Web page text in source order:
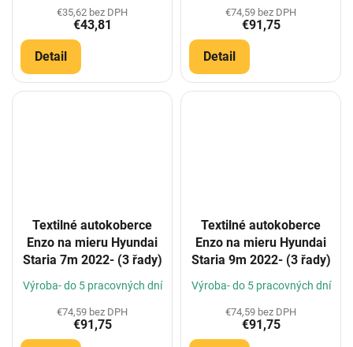
€35,62 bez DPH
€43,81
Detail
€74,59 bez DPH
€91,75
Detail
Textilné autokoberce
Enzo na mieru Hyundai
Staria 7m 2022- (3 řady)
Výroba- do 5 pracovných dní
€74,59 bez DPH
€91,75
Textilné autokoberce
Enzo na mieru Hyundai
Staria 9m 2022- (3 řady)
Výroba- do 5 pracovných dní
€74,59 bez DPH
€91,75